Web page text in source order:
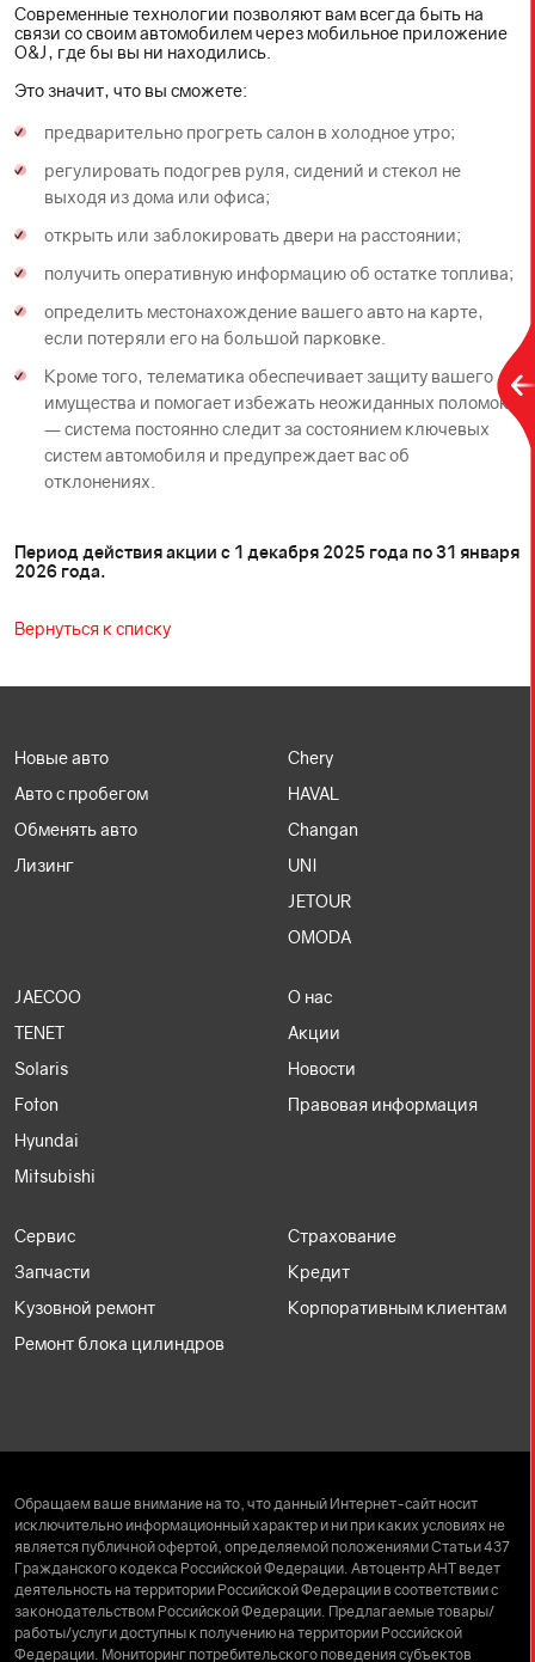
Современные технологии позволяют вам всегда быть на
связи со своим автомобилем через мобильное приложение
O&J, где бы вы ни находились.
Это значит, что вы сможете:
предварительно прогреть салон в холодное утро;
регулировать подогрев руля, сидений и стекол не
выходя из дома или офиса;
открыть или заблокировать двери на расстоянии;
получить оперативную информацию об остатке топлива;
определить местонахождение вашего авто на карте,
если потеряли его на большой парковке.
Кроме того, телематика обеспечивает защиту вашего
имущества и помогает избежать неожиданных поломок
— система постоянно следит за состоянием ключевых
систем автомобиля и предупреждает вас об
отклонениях.
Период действия акции с 1 декабря 2025 года по 31 января
2026 года.
Вернуться к списку
Новые авто
Авто с пробегом
Обменять авто
Лизинг
Chery
HAVAL
Changan
UNI
JETOUR
OMODA
JAECOO
TENET
Solaris
Foton
Hyundai
Mitsubishi
О нас
Акции
Новости
Правовая информация
Сервис
Запчасти
Кузовной ремонт
Ремонт блока цилиндров
Страхование
Кредит
Корпоративным клиентам
Обращаем ваше внимание на то, что данный Интернет-сайт носит
исключительно информационный характер и ни при каких условиях не
является публичной офертой, определяемой положениями Статьи 437
Гражданского кодекса Российской Федерации. Автоцентр АНТ ведет
деятельность на территории Российской Федерации в соответствии с
законодательством Российской Федерации. Предлагаемые товары/
работы/услуги доступны к получению на территории Российской
Федерации. Мониторинг потребительского поведения субъектов